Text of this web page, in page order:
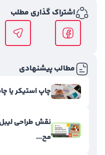
اشتراک گذاری مطلب
مطالب پیشنهادی
چاپ استیکر یا
نقش طراحی
مح...